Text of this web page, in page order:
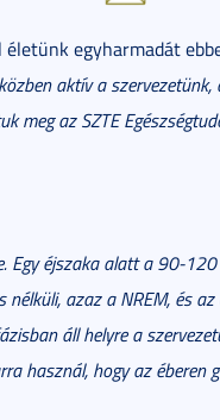
egyharmadát
aktív a szervezetünk,
az SZTE
Egy éjszaka alatt a 90-
azaz a NREM, és
áll helyre a
használ, hogy az éberen